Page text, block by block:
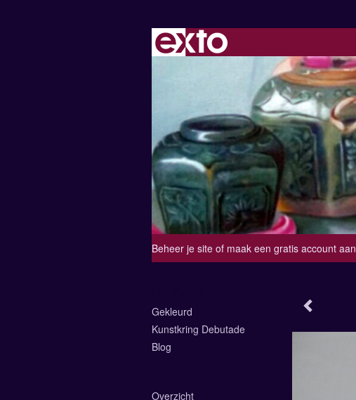
Beheer je site of maak een gratis account aan
Gekleurd
Kunstkring Debutade
Blog
Overzicht